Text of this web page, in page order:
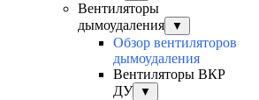
Вентиляторы
дымоудаления
▼
Обзор вентиляторов
дымоудаления
Вентиляторы ВКР
ДУ
▼